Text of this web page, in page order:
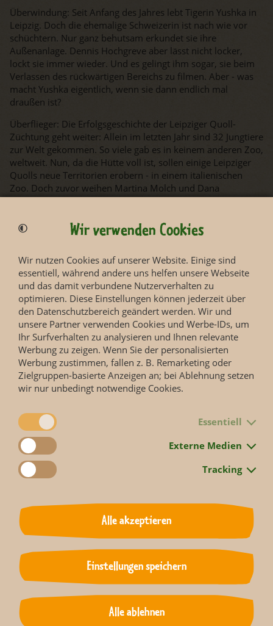
Überwindung: Seit Anfang des Jahres lebt Tigerin Yushka in
Leipzig. Doch die ehemalige Schweizerin ist nach wie vor
schüchtern. Nur ganz behutsam erkundet sie ihre
Außenanlage. Dennis Hochgreve aber lässt nicht locker,
lockt sie immer wieder. Und es gelingt ihm sogar, sie beim
Verlassen des rückwärtigen Bereichs zu filmen. Aber - was
macht Yushka eigentlich, wenn sie dann endlich mal
draußen ist?
Überflieger: Die Erfolgsgeschichte der Leipziger Quoll-
Züchtung geht weiter: Allein im letzten Jahr sind 32 Jungtiere
zur Welt gekommen. So viele gab es in keinem anderen Zoo,
weltweit. Nun, da die Hütte voll ist, sollen einige Leipziger
Quolls neue Territorien erobern - in einem italienischen
Zoo. Doch zuvor weihen Martina Molch und Dana
Eisenreich ihren italienischen Kollegen in die Geheimnisse
von Menschen und Tieren aus dem Zoo Leipzig, beleuchtet
den Alltag hinter den Kulissen eines der renommiertesten
Zoologischen Gärten Europas.
Zurück
Wir verwenden Cookies
Wir nutzen Cookies auf unserer Website. Einige sind
essentiell, während andere uns helfen unsere Webseite
und das damit verbundene Nutzerverhalten zu
optimieren. Diese Einstellungen können jederzeit über
den Datenschutzbereich geändert werden. Wir und
unsere Partner verwenden Cookies und Werbe-IDs, um
Ihr Surfverhalten zu analysieren und Ihnen relevante
Werbung zu zeigen. Wenn Sie der personalisierten
Werbung zustimmen, fallen z. B. Remarketing oder
Zielgruppen-basierte Anzeigen an; bei Ablehnung setzen
wir nur unbedingt notwendige Cookies.
Essentiell
Externe Medien
Tracking
Alle akzeptieren
Einstellungen speichern
Alle ablehnen